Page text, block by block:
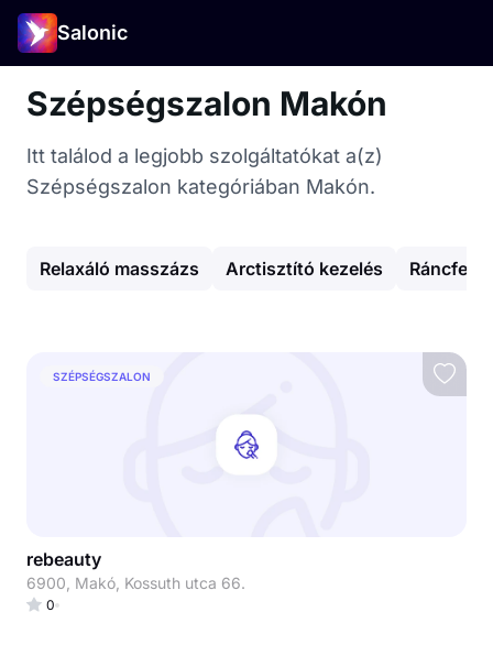
Salonic
Szépségszalon Makón
Itt találod a legjobb szolgáltatókat a(z)
Szépségszalon kategóriában Makón.
Relaxáló masszázs Arctisztító kezelés
SZÉPSÉGSZALON
rebeauty
6900, Makó, Kossuth utca 66.
0